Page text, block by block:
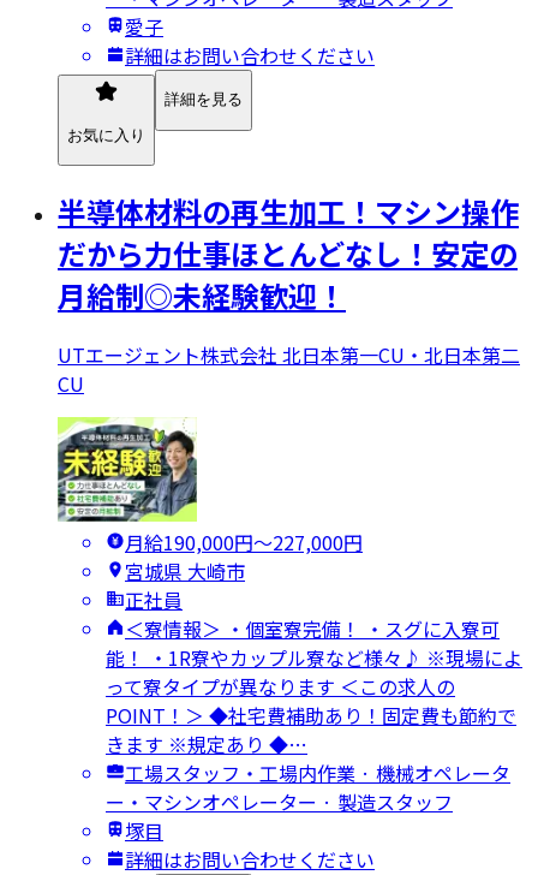
愛子
詳細はお問い合わせください
お気に入り
詳細を見る
半導体材料の再生加工！マシン操作
だから力仕事ほとんどなし！安定の
月給制◎未経験歓迎！
UTエージェント株式会社 北日本第一CU・北日本第二
CU
月給190,000円〜227,000円
宮城県 大崎市
正社員
＜寮情報＞ ・個室寮完備！ ・スグに入寮可
能！ ・1R寮やカップル寮など様々♪ ※現場によ
って寮タイプが異なります ＜この求人の
POINT！＞ ◆社宅費補助あり！固定費も節約で
きます ※規定あり ◆…
工場スタッフ・工場内作業 · 機械オペレータ
ー・マシンオペレーター · 製造スタッフ
塚目
詳細はお問い合わせください